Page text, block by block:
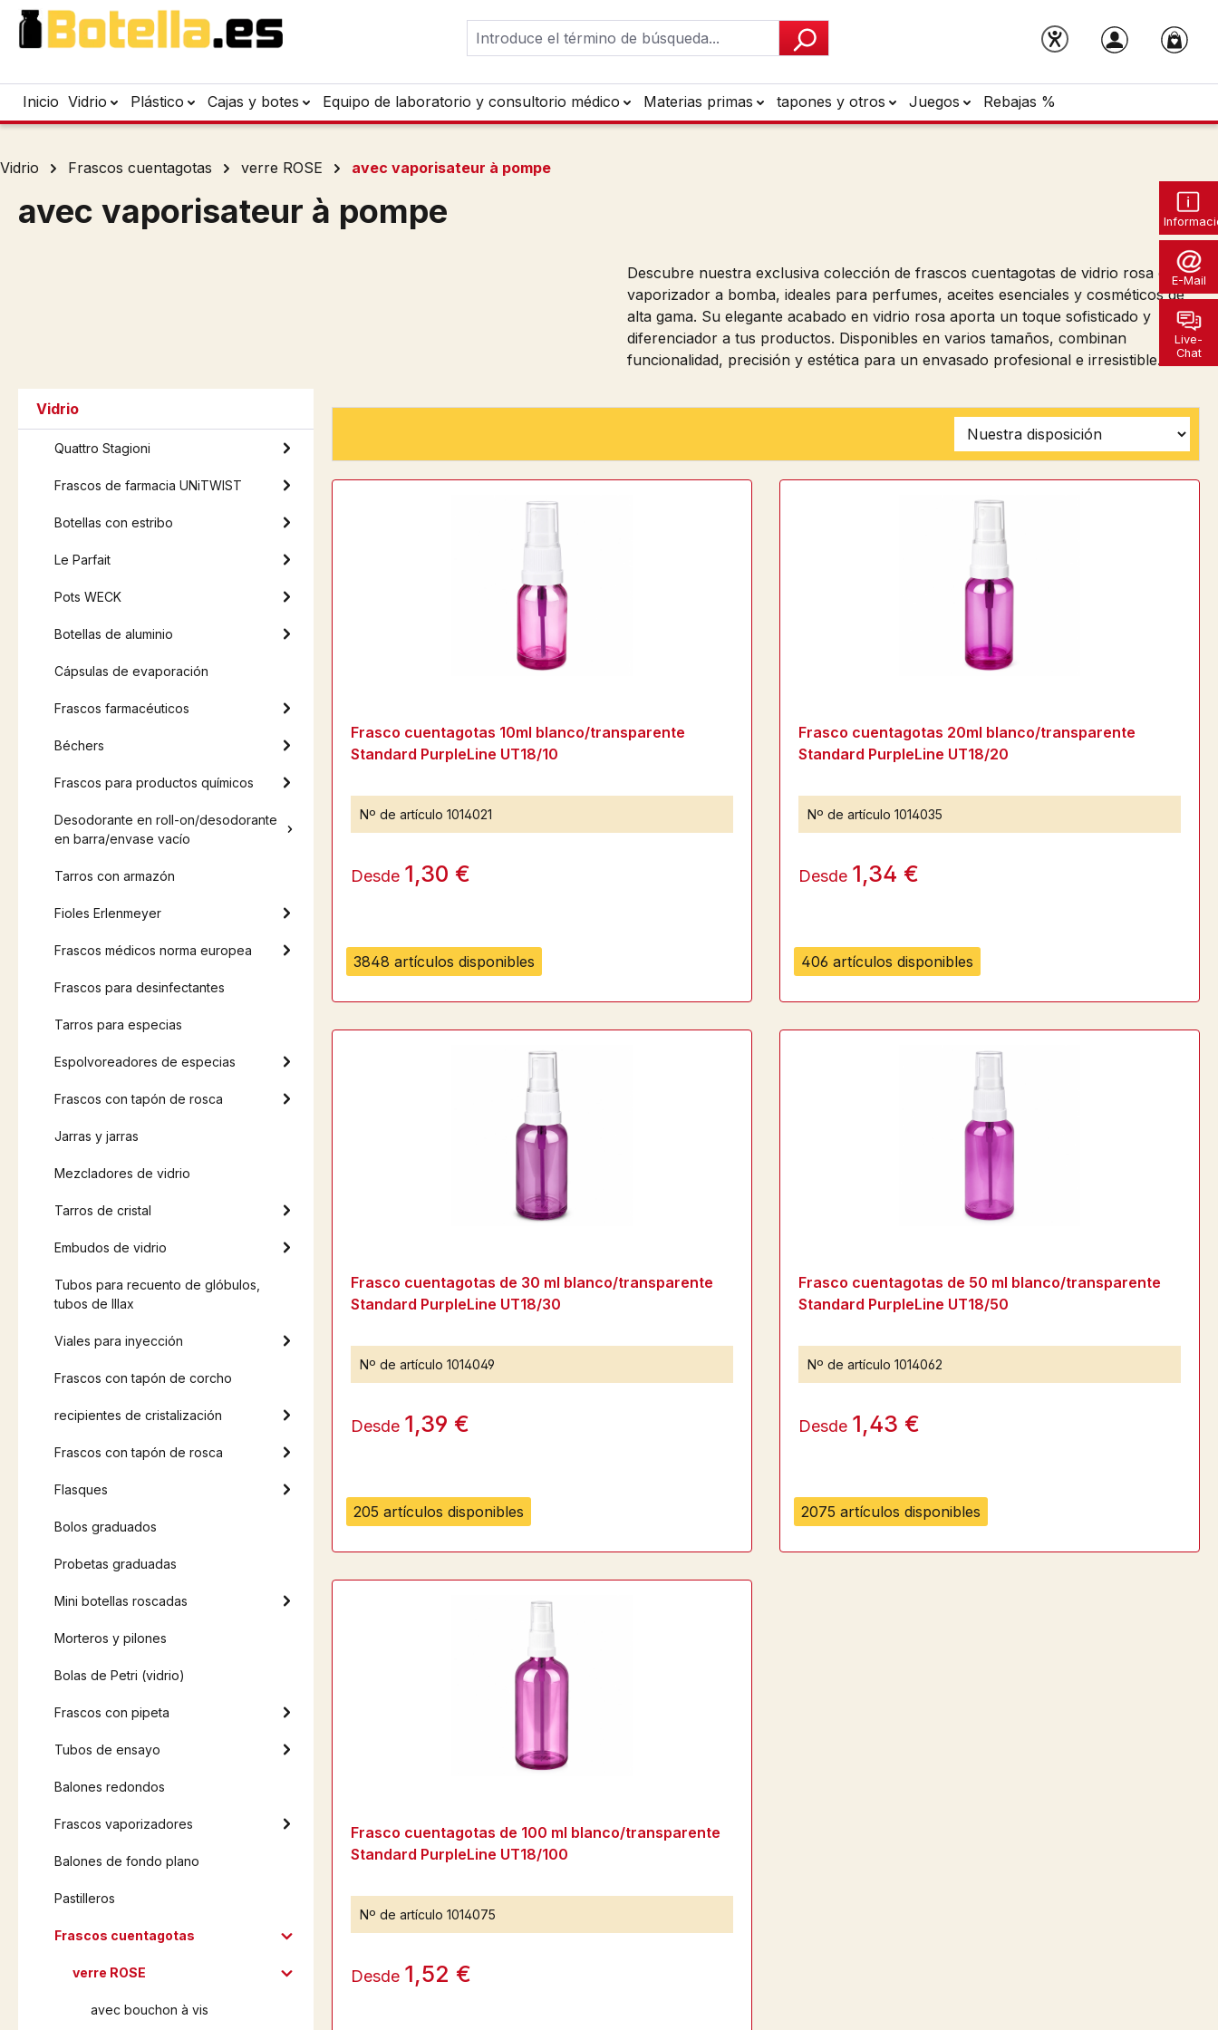
al contenido principal
Saltar a la búsqueda
Saltar a la navegación principal
E-Mail
Live-
Chat
Inicio Vidrio Plástico Cajas y botes Equipo de laboratorio y consultorio médico Materias primas tapones y otros Juegos Rebajas %
Vidrio Frascos cuentagotas verre ROSE avec vaporisateur à pompe
avec vaporisateur à pompe
Descubre nuestra exclusiva colección de frascos cuentagotas de vidrio rosa con
vaporizador a bomba, ideales para perfumes, aceites esenciales y cosméticos de
alta gama. Su elegante acabado en vidrio rosa aporta un toque sofisticado y
diferenciador a tus productos. Disponibles en varios tamaños, combinan
funcionalidad, precisión y estética para un envasado profesional e irresistible.
Vidrio
Quattro Stagioni
Frascos de farmacia UNiTWIST
Botellas con estribo
Le Parfait
Pots WECK
Botellas de aluminio
Cápsulas de evaporación
Frascos farmacéuticos
Béchers
Frascos para productos químicos
Desodorante en roll-on/desodorante
en barra/envase vacío
Tarros con armazón
Fioles Erlenmeyer
Frascos médicos norma europea
Frascos para desinfectantes
Tarros para especias
Espolvoreadores de especias
Frascos con tapón de rosca
Jarras y jarras
Mezcladores de vidrio
Tarros de cristal
Embudos de vidrio
Tubos para recuento de glóbulos,
tubos de Illax
Viales para inyección
Frascos con tapón de corcho
recipientes de cristalización
Frascos con tapón de rosca
Flasques
Bolos graduados
Probetas graduadas
Mini botellas roscadas
Morteros y pilones
Bolas de Petri (vidrio)
Frascos con pipeta
Tubos de ensayo
Balones redondos
Frascos vaporizadores
Balones de fondo plano
Pastilleros
Frascos cuentagotas
verre ROSE
avec bouchon à vis
3848 artículos disponibles
Frasco cuentagotas 10ml blanco/transparente
Standard PurpleLine UT18/10
Nº de artículo 1014021
Desde 1,30 €
406 artículos disponibles
Frasco cuentagotas 20ml blanco/transparente
Standard PurpleLine UT18/20
Nº de artículo 1014035
Desde 1,34 €
205 artículos disponibles
Frasco cuentagotas de 30 ml blanco/transparente
Standard PurpleLine UT18/30
Nº de artículo 1014049
Desde 1,39 €
2075 artículos disponibles
Frasco cuentagotas de 50 ml blanco/transparente
Standard PurpleLine UT18/50
Nº de artículo 1014062
Desde 1,43 €
Frasco cuentagotas de 100 ml blanco/transparente
Standard PurpleLine UT18/100
Nº de artículo 1014075
Desde 1,52 €